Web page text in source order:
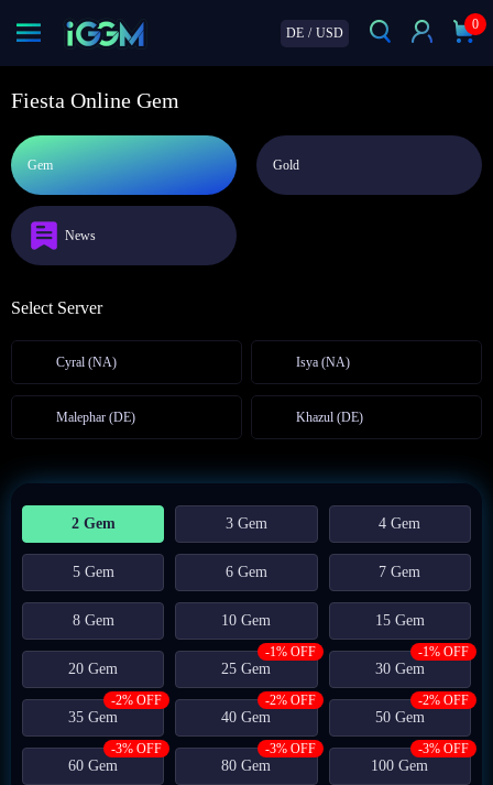
DE / USD
0
Fiesta Online Gem
Gem Gold
News
Select Server
Cyral (NA) Isya (NA)
Malephar (DE) Khazul (DE)
2 Gem 3 Gem 4 Gem
5 Gem 6 Gem 7 Gem
8 Gem 10 Gem 15 Gem
20 Gem 25 Gem
-1% OFF
30 Gem
-1% OFF
35 Gem
-2% OFF
40 Gem
-2% OFF
50 Gem
-2% OFF
60 Gem
-3% OFF
80 Gem
-3% OFF
100 Gem
-3% OFF